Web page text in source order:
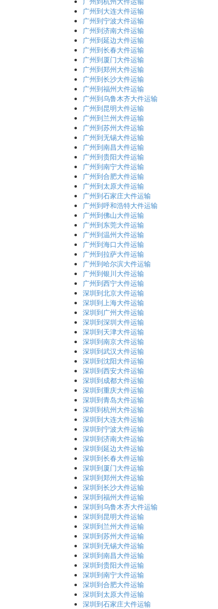
广州到大连大件运输
广州到宁波大件运输
广州到济南大件运输
广州到延边大件运输
广州到长春大件运输
广州到厦门大件运输
广州到郑州大件运输
广州到长沙大件运输
广州到福州大件运输
广州到乌鲁木齐大件运输
广州到昆明大件运输
广州到兰州大件运输
广州到苏州大件运输
广州到无锡大件运输
广州到南昌大件运输
广州到贵阳大件运输
广州到南宁大件运输
广州到合肥大件运输
广州到太原大件运输
广州到石家庄大件运输
广州到呼和浩特大件运输
广州到佛山大件运输
广州到东莞大件运输
广州到温州大件运输
广州到海口大件运输
广州到拉萨大件运输
广州到哈尔滨大件运输
广州到银川大件运输
广州到西宁大件运输
深圳到北京大件运输
深圳到上海大件运输
深圳到广州大件运输
深圳到深圳大件运输
深圳到天津大件运输
深圳到南京大件运输
深圳到武汉大件运输
深圳到沈阳大件运输
深圳到西安大件运输
深圳到成都大件运输
深圳到重庆大件运输
深圳到青岛大件运输
深圳到杭州大件运输
深圳到大连大件运输
深圳到宁波大件运输
深圳到济南大件运输
深圳到延边大件运输
深圳到长春大件运输
深圳到厦门大件运输
深圳到郑州大件运输
深圳到长沙大件运输
深圳到福州大件运输
深圳到乌鲁木齐大件运输
深圳到昆明大件运输
深圳到兰州大件运输
深圳到苏州大件运输
深圳到无锡大件运输
深圳到南昌大件运输
深圳到贵阳大件运输
深圳到南宁大件运输
深圳到合肥大件运输
深圳到太原大件运输
深圳到石家庄大件运输